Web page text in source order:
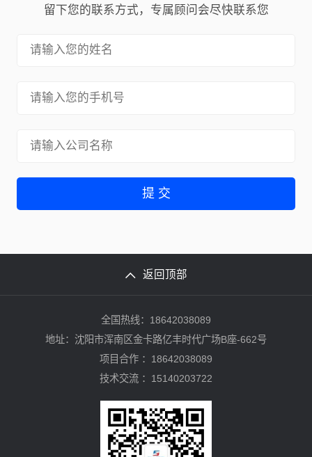
留下您的联系方式，专属顾问会尽快联系您
提 交
返回顶部
全国热线：18642038089
地址：沈阳市浑南区金卡路亿丰时代广场B座-662号
项目合作 ：18642038089
技术交流 ：15140203722